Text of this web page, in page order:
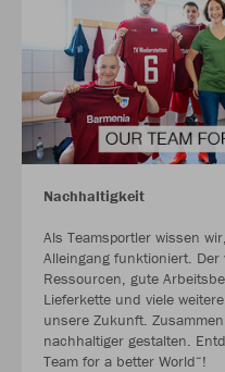
Nachhaltigkeit
Als Teamsportler wissen
Alleingang funktioniert. Der
Ressourcen, gute
Lieferkette und viele
unsere Zukunft.
nachhaltiger gestalten.
Team for a better World“!